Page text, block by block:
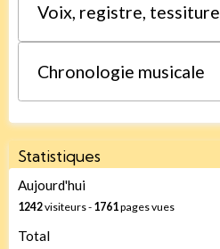
Voix, registre, tessiture
Chronologie musicale
Statistiques
Aujourd'hui
1242visiteurs - 1761pages vues
Total